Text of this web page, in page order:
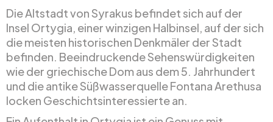
Die Altstadt von Syrakus befindet sich auf der
Insel Ortygia, einer winzigen Halbinsel, auf der sich
die meisten historischen Denkmäler der Stadt
befinden. Beeindruckende Sehenswürdigkeiten
wie der griechische Dom aus dem 5. Jahrhundert
und die antike Süßwasserquelle Fontana Arethusa
locken Geschichtsinteressierte an.